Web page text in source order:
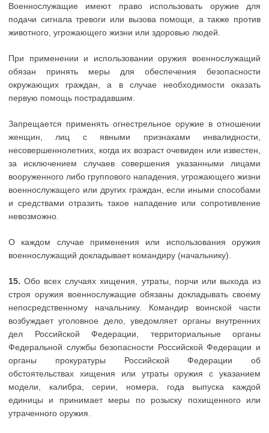
Военнослужащие имеют право использовать оружие для
подачи сигнала тревоги или вызова помощи, а также против
животного, угрожающего жизни или здоровью людей.
При применении и использовании оружия военнослужащий
обязан принять меры для обеспечения безопасности
окружающих граждан, а в случае необходимости оказать
первую помощь пострадавшим.
Запрещается применять огнестрельное оружие в отношении
женщин, лиц с явными признаками инвалидности,
несовершеннолетних, когда их возраст очевиден или известен,
за исключением случаев совершения указанными лицами
вооруженного либо группового нападения, угрожающего жизни
военнослужащего или других граждан, если иными способами
и средствами отразить такое нападение или сопротивление
невозможно.
О каждом случае применения или использования оружия
военнослужащий докладывает командиру (начальнику).
15. Обо всех случаях хищения, утраты, порчи или выхода из
строя оружия военнослужащие обязаны докладывать своему
непосредственному начальнику. Командир воинской части
возбуждает уголовное дело, уведомляет органы внутренних
дел Российской Федерации, территориальные органы
Федеральной службы безопасности Российской Федерации и
органы прокуратуры Российской Федерации об
обстоятельствах хищения или утраты оружия с указанием
модели, калибра, серии, номера, года выпуска каждой
единицы и принимает меры по розыску похищенного или
утраченного оружия.